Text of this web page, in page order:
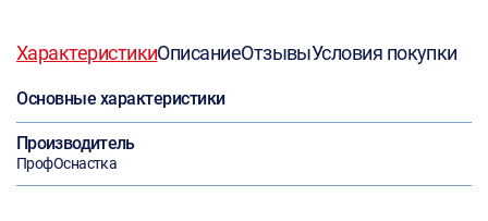
ХарактеристикиОписаниеОтзывыУсловия покупки
Основные характеристики
Производитель
ПрофОснастка